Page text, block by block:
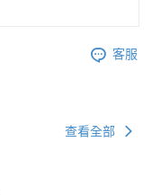
客服
查看全部